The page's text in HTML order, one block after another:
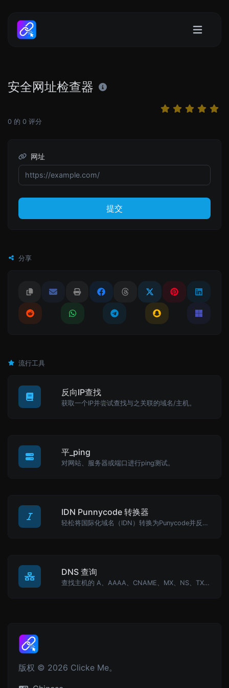
安全网址检查器
0 的 0 评分
网址
提交
分享
流行工具
反向IP查找
获取一个IP并尝试查找与之关联的域名/主机。
平_ping
对网站、服务器或端口进行ping测试。
IDN Punnycode 转换器
轻松将国际化域名（IDN）转换为Punycode并反向转换。
DNS 查询
查找主机的 A、AAAA、CNAME、MX、NS、TXT、SOA DNS 记录。
版权 © 2026 Clicke Me。